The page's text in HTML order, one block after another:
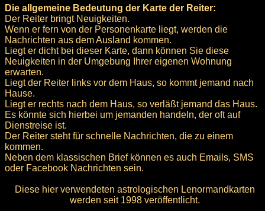
Die allgemeine Bedeutung der Karte der Reiter:
Der Reiter bringt Neuigkeiten.
Wenn er fern von der Personenkarte liegt, werden die
Nachrichten aus dem Ausland kommen.
Liegt er dicht bei dieser Karte, dann können Sie diese
Neuigkeiten in der Umgebung Ihrer eigenen Wohnung
erwarten.
Liegt der Reiter links vor dem Haus, so kommt jemand nach
Hause.
Liegt er rechts nach dem Haus, so verläßt jemand das Haus.
Es könnte sich hierbei um jemanden handeln, der oft auf
Dienstreise ist.
Der Reiter steht für schnelle Nachrichten, die zu einem
kommen.
Neben dem klassischen Brief können es auch Emails, SMS
oder Facebook Nachrichten sein.
Diese hier verwendeten astrologischen Lenormandkarten
werden seit 1998 veröffentlicht.